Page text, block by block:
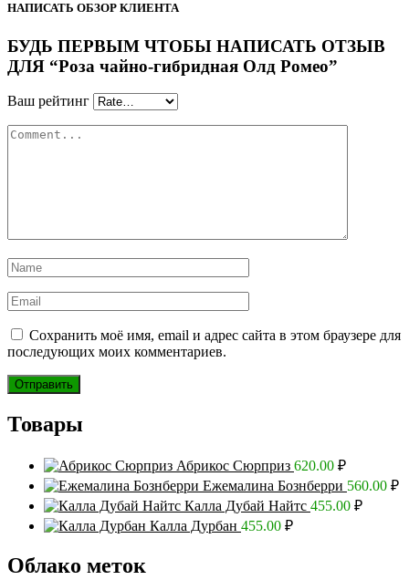
НАПИСАТЬ ОБЗОР КЛИЕНТА
БУДЬ ПЕРВЫМ ЧТОБЫ НАПИСАТЬ ОТЗЫВ
ДЛЯ “Роза чайно-гибридная Олд Ромео”
Ваш рейтинг
Сохранить моё имя, email и адрес сайта в этом браузере для
последующих моих комментариев.
Товары
Абрикос Сюрприз 620.00 ₽
Ежемалина Бознберри 560.00 ₽
Калла Дубай Найтс 455.00 ₽
Калла Дурбан 455.00 ₽
Облако меток